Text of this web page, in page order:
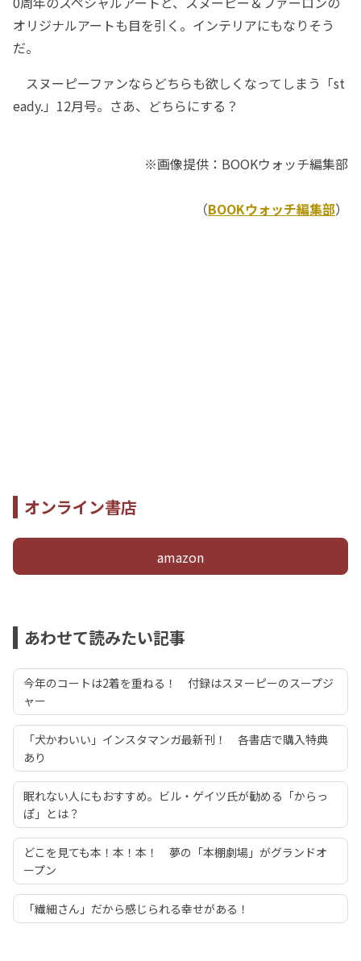
オリジナルアートも目を引く。インテリアにもなりそう
だ。
スヌーピーファンならどちらも欲しくなってしまう「st
eady.」12月号。さあ、どちらにする？
※画像提供：BOOKウォッチ編集部
（BOOKウォッチ編集部）
オンライン書店
amazon
あわせて読みたい記事
今年のコートは2着を重ねる！ 付録はスヌーピーのスープジ
ャー
「犬かわいい」インスタマンガ最新刊！ 各書店で購入特典
あり
眠れない人にもおすすめ。ビル・ゲイツ氏が勧める「からっ
ぽ」とは？
どこを見ても本！本！本！ 夢の「本棚劇場」がグランドオ
ープン
「繊細さん」だから感じられる幸せがある！